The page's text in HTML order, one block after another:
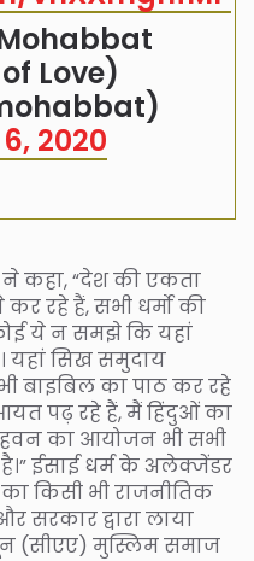
Love)
2020
ने कहा, “देश की एकता
रहे हैं, सभी धर्मो की
ये न समझे कि यहां
यहां सिख समुदाय
बाइबिल का पाठ कर रहे
पढ़ रहे हैं, मैं हिंदुओं का
का आयोजन भी सभी
ईसाई धर्म के अलेक्जेंडर
किसी भी राजनीतिक
सरकार द्वारा लाया
(सीएए) मुस्लिम समाज